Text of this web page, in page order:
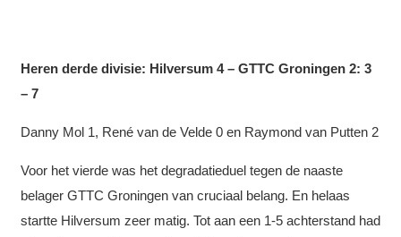
Heren derde divisie: Hilversum 4 – GTTC Groningen 2: 3
– 7
Danny Mol 1, René van de Velde 0 en Raymond van Putten 2
Voor het vierde was het degradatieduel tegen de naaste
belager GTTC Groningen van cruciaal belang. En helaas
startte Hilversum zeer matig. Tot aan een 1-5 achterstand had